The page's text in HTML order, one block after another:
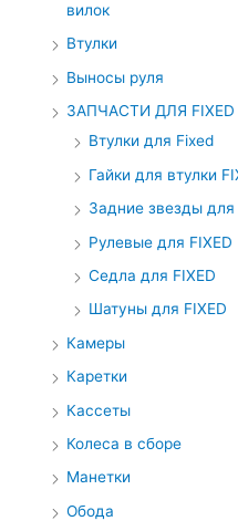
вилок
Втулки
Выносы руля
ЗАПЧАСТИ ДЛЯ FIXED
Втулки для Fixed
Гайки для втулки
Задние звезды для
Рулевые для FIXED
Седла для FIXED
Шатуны для FIXED
Камеры
Каретки
Кассеты
Колеса в сборе
Манетки
Обода